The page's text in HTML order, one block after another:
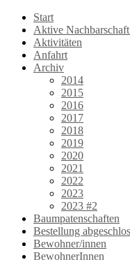
Start
Aktive
Aktivitäten
Anfahrt
Archiv
2014
2015
2016
2017
2018
2019
2020
2021
2022
2023
2023 #2
Baumpatenschaften
Bestellung
Bewohner/innen
BewohnerInnen